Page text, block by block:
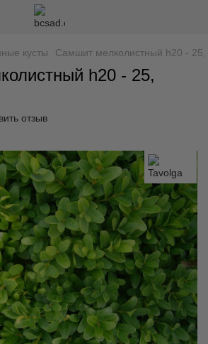
кусты Самшит мелколистный h20 -
h20 - 25,
отзыв